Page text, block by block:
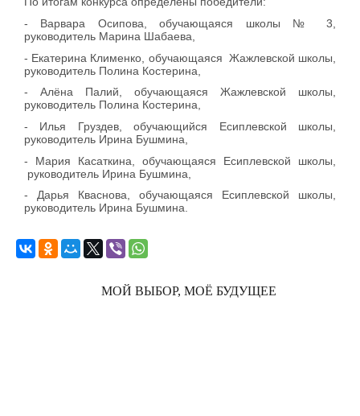
- Варвара Осипова, обучающаяся школы № 3,
руководитель Марина Шабаева,
- Екатерина Клименко, обучающаяся Жажлевской школы,
руководитель Полина Костерина,
- Алёна Палий, обучающаяся Жажлевской школы,
руководитель Полина Костерина,
- Илья Груздев, обучающийся Есиплевской школы,
руководитель Ирина Бушмина,
- Мария Касаткина, обучающаяся Есиплевской школы,
руководитель Ирина Бушмина,
- Дарья Кваснова, обучающаяся Есиплевской школы,
руководитель Ирина Бушмина.
МОЙ ВЫБОР, МОЁ БУДУЩЕЕ